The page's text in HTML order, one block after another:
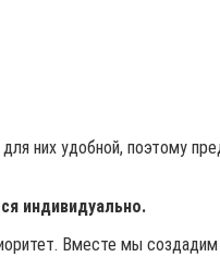
них удобной, поэтому
индивидуально.
Вместе мы